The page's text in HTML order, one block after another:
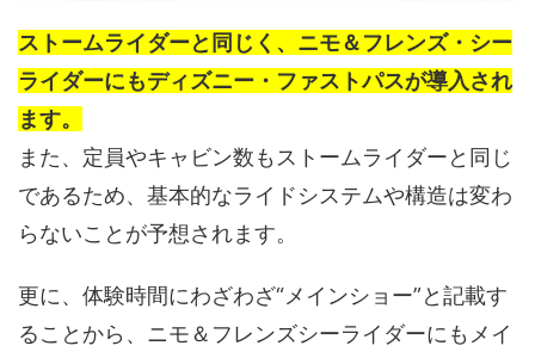
ストームライダーと同じく、ニモ＆フレンズ・シー
ライダーにもディズニー・ファストパスが導入され
ます。
また、定員やキャビン数もストームライダーと同じ
であるため、基本的なライドシステムや構造は変わ
らないことが予想されます。
更に、体験時間にわざわざ“メインショー”と記載す
ることから、ニモ＆フレンズシーライダーにもメイ